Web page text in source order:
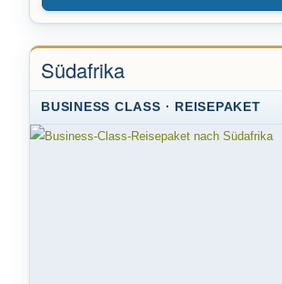
Südafrika
BUSINESS CLASS · REISEPAKET